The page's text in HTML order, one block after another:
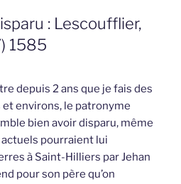
: Lescoufflier,
1585
depuis 2 ans que je fais des
environs, le patronyme
bien avoir disparu, même
pourraient lui
à Saint-Hilliers par Jehan
pour son père qu’on